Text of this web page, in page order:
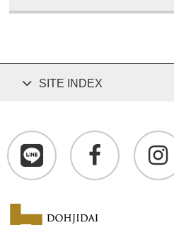
SITE INDEX